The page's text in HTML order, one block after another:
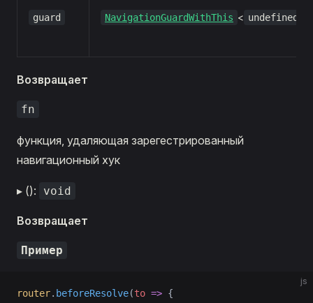
guard NavigationGuardWithThis < undefined
Возвращает
fn
функция, удаляющая зарегестрированный
навигационный хук
▸ (): void
Возвращает
Пример
js
router. beforeResolve(to => {